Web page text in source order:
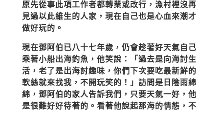
原先從事此項工作者都轉業或改行，漁村裡沒再
見過以此維生的人家，現在自己也是心血來潮才
做好玩的。
現在鄧阿伯已八十七年歲，仍會趁著好天氣自己
乘著小船出海釣魚，他笑說：「過去是向海討生
活，老了是出海討趣味，你們下次要吃最新鮮的
軟絲就來找我，不開玩笑的！」訪問是日陰雨綿
綿，鄧阿伯的家人告訴我們，只要天氣一好，他
是很難好好待著的。看著他說起那海的情態，不